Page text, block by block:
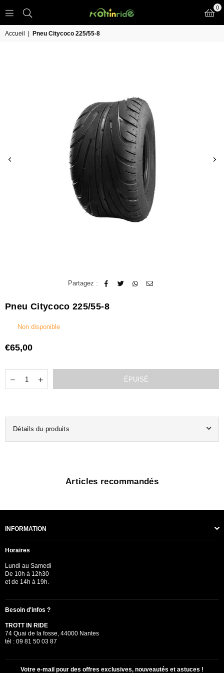
0
Accueil Pneu Citycoco 225/55-8
Partagez :
Pneu Citycoco 225/55-8
Non disponible
Prix
€65,00
Translation
missing:
Translation
missing:
ÉPUISÉ
Détails du produits
Articles recommandés
INFORMATION
Horaires
Lundi au Samedi
De 10h à 12h30
et de 14h à 19h.
Besoin d'infos ?
TROTT IN RIDE
74 Quai de la fosse, 44000 Nantes
tél : 09 81 50 03 87
Votre e-mail pour des offres exclusives, nouveautés et astuces !